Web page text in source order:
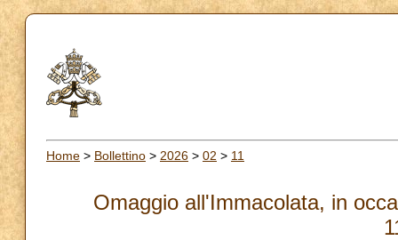
Home > Bollettino > 2026 > 02 > 11
Omaggio all'Immacolata, in